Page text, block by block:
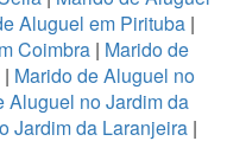
Aluguel em Pirituba|
Coimbra | Marido de
| Marido de Aluguel no
Aluguel no Jardim da
Jardim da Laranjeira|